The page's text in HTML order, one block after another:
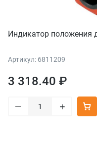
Индикатор положения
Артикул: 6811209
3 318.40 ₽
– +